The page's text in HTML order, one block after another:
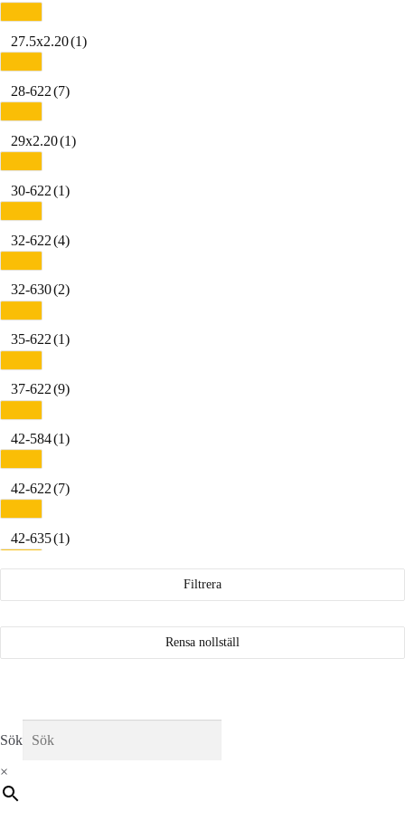
27.5x2.20(1)
28-622(7)
29x2.20(1)
30-622(1)
32-622(4)
32-630(2)
35-622(1)
37-622(9)
42-584(1)
42-622(7)
42-635(1)
50-507(2)
50-559
Filtrera
Rensa nollställ
Sök
×